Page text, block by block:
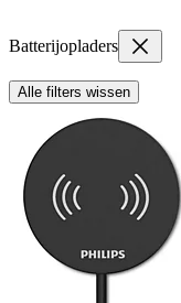
Batterijopladers
Alle filters wissen